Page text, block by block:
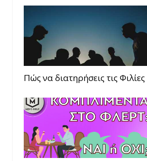
Πώς να διατηρήσεις τις